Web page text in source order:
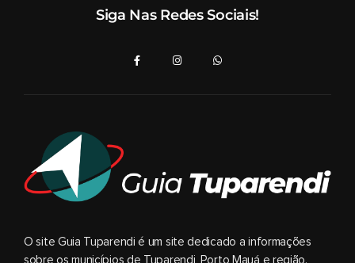
Siga Nas Redes Sociais!
O site Guia Tuparendi é um site dedicado a informações
sobre os municípios de Tuparendi, Porto Mauá e região.